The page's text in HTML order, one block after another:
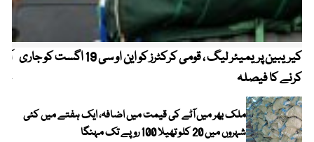
کیریبین پریمیئر لیگ ، قومی کرکٹرز کو این او سی 19 اگست کو جاری
کرنے کا فیصلہ
ملک بھر میں آٹے کی قیمت میں اضافہ، ایک ہفتے میں کئی
شہروں میں 20 کلو تھیلا 100 روپے تک مہنگا